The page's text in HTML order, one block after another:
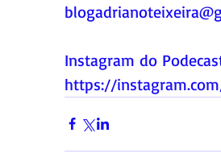
Instagram do
https://